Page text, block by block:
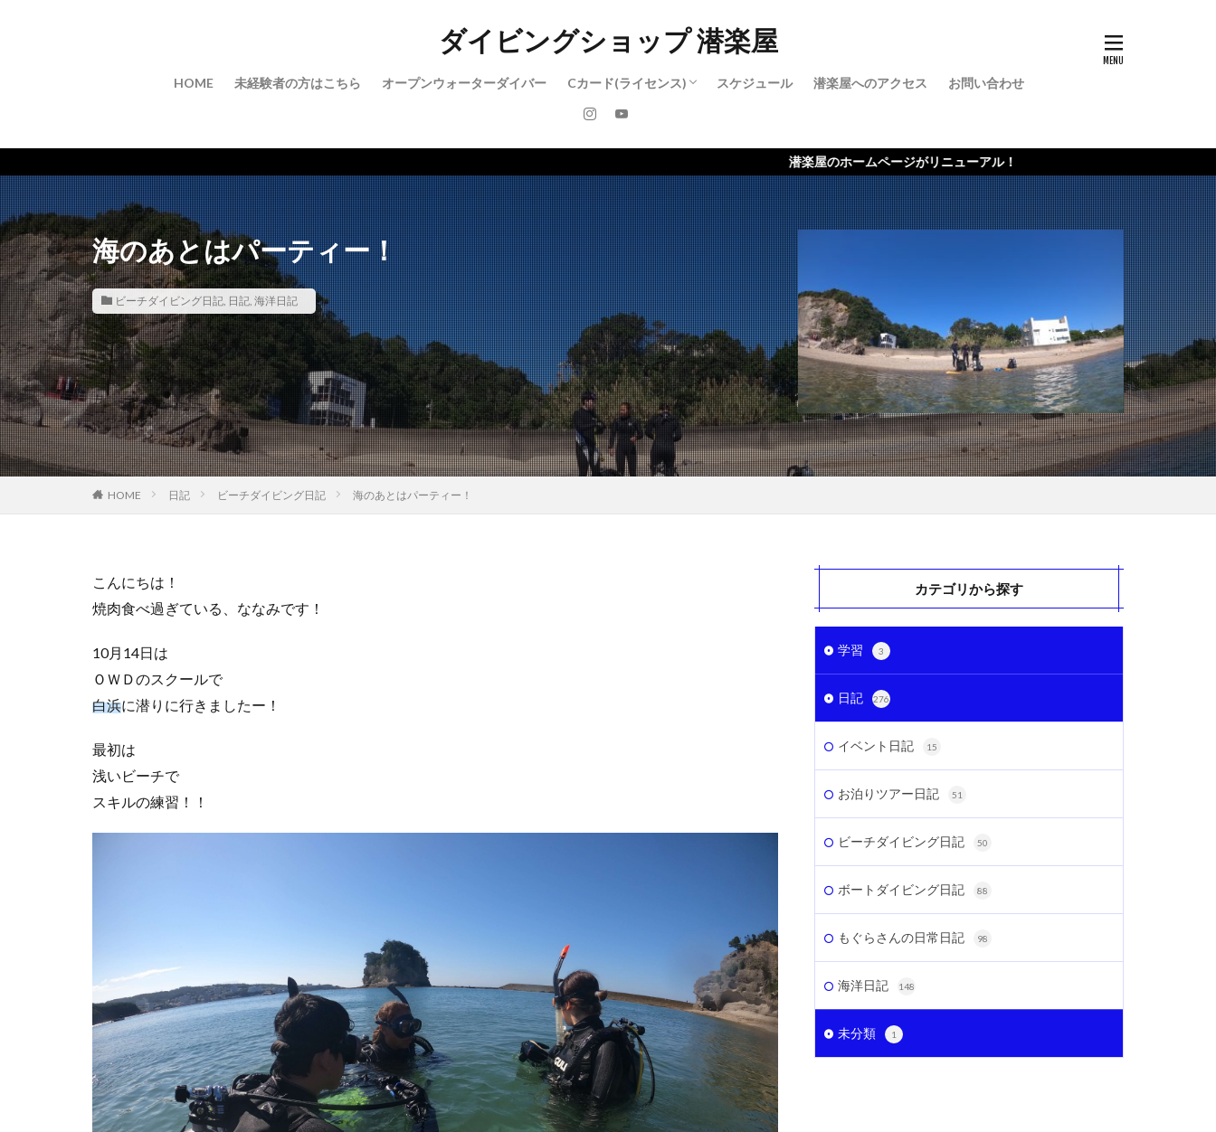
ダイビングショップ 潜楽屋
HOME 未経験者の方はこちら オープンウォーターダイバー Cカード(ライセンス)
アドバンスド・オープンウォーターダイバー
レスキューダイバー
ダイブマスター
スケジュール 潜楽屋へのアクセス お問い合わせ
潜楽屋のホームページがリニューアル！
海のあとはパーティー！
ビーチダイビング日記, 日記, 海洋日記
HOME 日記 ビーチダイビング日記 海のあとはパーティー！
こんにちは！
焼肉食べ過ぎている、ななみです！
10月14日は
ＯＷＤのスクールで
白浜に潜りに行きましたー！
最初は
浅いビーチで
スキルの練習！！
カテゴリから探す
学習 3
日記 276
イベント日記 15
お泊りツアー日記 51
ビーチダイビング日記 50
ボートダイビング日記 88
もぐらさんの日常日記 98
海洋日記 148
未分類 1